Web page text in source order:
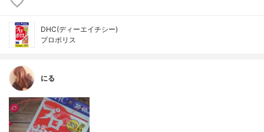
DHC(ディーエイチシー)
プロポリス
にる